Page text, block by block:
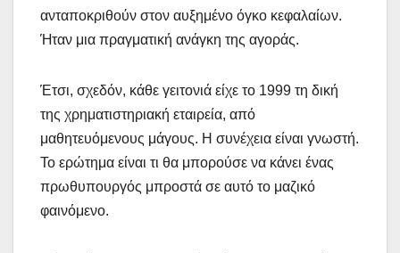
ανταποκριθούν στον αυξημένο όγκο κεφαλαίων.
Ήταν μια πραγματική ανάγκη της αγοράς.
Έτσι, σχεδόν, κάθε γειτονιά είχε το 1999 τη δική
της χρηματιστηριακή εταιρεία, από
μαθητευόμενους μάγους. Η συνέχεια είναι γνωστή.
Το ερώτημα είναι τι θα μπορούσε να κάνει ένας
πρωθυπουργός μπροστά σε αυτό το μαζικό
φαινόμενο.